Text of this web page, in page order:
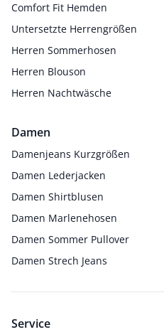
Comfort Fit Hemden
Untersetzte Herrengrößen
Herren Sommerhosen
Herren Blouson
Herren Nachtwäsche
Damen
Damenjeans Kurzgrößen
Damen Lederjacken
Damen Shirtblusen
Damen Marlenehosen
Damen Sommer Pullover
Damen Strech Jeans
Service